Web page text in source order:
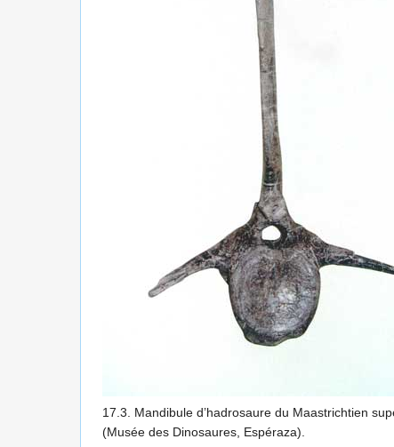
17.3. Mandibule d’hadrosaure du Maastrichtien
(Musée des Dinosaures, Espéraza).